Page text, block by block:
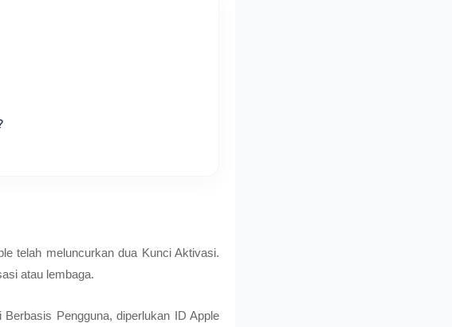
telah meluncurkan dua Kunci Aktivasi.
atau lembaga.
Pengguna, diperlukan ID Apple